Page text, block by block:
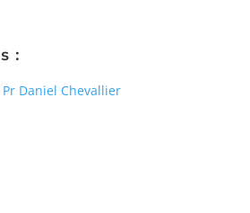
:
Pr Daniel Chevallier